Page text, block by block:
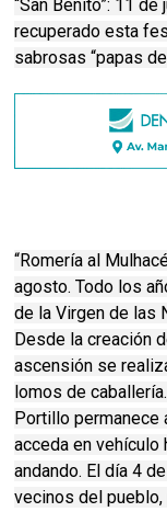
“San Benito”: 11
recuperado esta
sabrosas “papas
“Romería al
agosto. Todo los
de la Virgen de las
Desde la creación
ascensión se
lomos de
Portillo permanece
acceda en
andando. El día 4
vecinos del pueblo,